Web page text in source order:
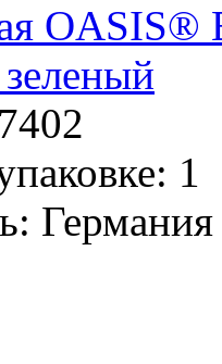
1
Германия